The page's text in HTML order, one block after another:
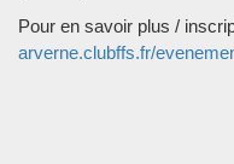
Pour en savoir plus /
arverne.clubffs.fr/